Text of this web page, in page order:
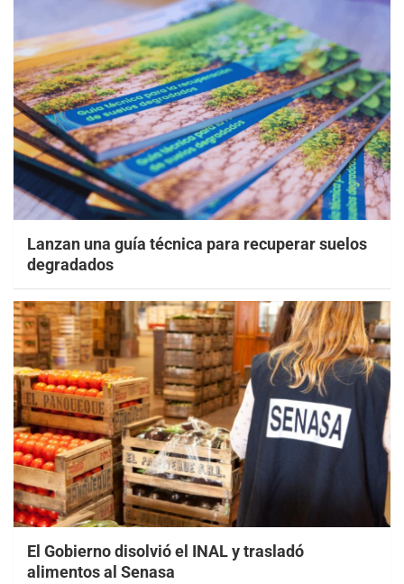
Lanzan una guía técnica para recuperar suelos
degradados
El Gobierno disolvió el INAL y trasladó
alimentos al Senasa